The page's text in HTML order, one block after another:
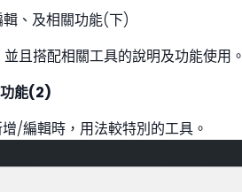
、及相關功能(下)
且搭配相關工具的說明及功能使用。
能(2)
/編輯時，用法較特別的工具。